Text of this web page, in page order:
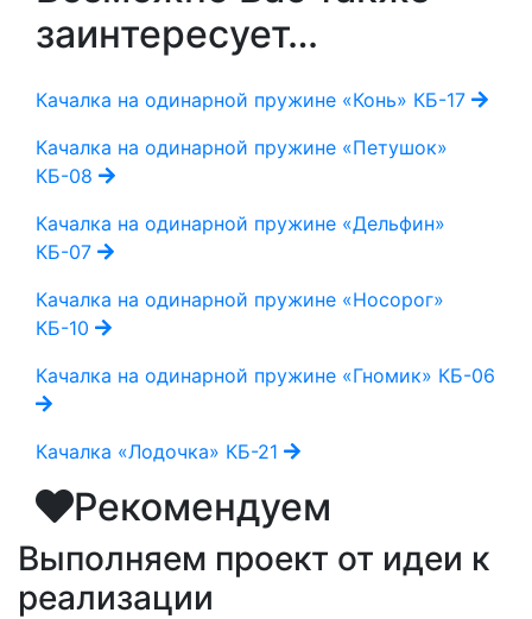
заинтересует…
Качалка на одинарной пружине «Конь» КБ-17
Качалка на одинарной пружине «Петушок»
КБ-08
Качалка на одинарной пружине «Дельфин»
КБ-07
Качалка на одинарной пружине «Носорог»
КБ-10
Качалка на одинарной пружине «Гномик» КБ-06
Качалка «Лодочка» КБ-21
Рекомендуем
Выполняем проект от идеи к
реализации